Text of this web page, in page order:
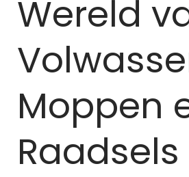
Wereld
Moppen
Raadsels